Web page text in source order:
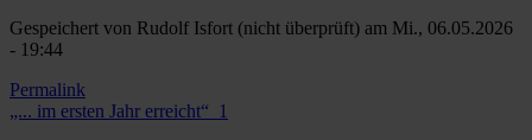
Gespeichert von Rudolf Isfort (nicht überprüft) am Mi., 06.05.2026
- 19:44
Permalink
„... im ersten Jahr erreicht“_1